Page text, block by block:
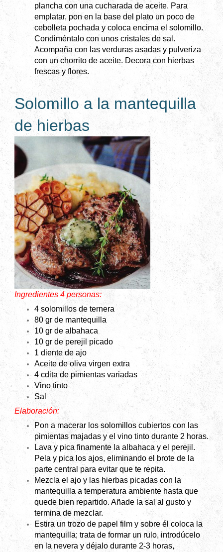
plancha con una cucharada de aceite. Para
emplatar, pon en la base del plato un poco de
cebolleta pochada y coloca encima el solomillo.
Condiméntalo con unos cristales de sal.
Acompaña con las verduras asadas y pulveriza
con un chorrito de aceite. Decora con hierbas
frescas y flores.
Solomillo a la mantequilla
de hierbas
Ingredientes 4 personas:
4 solomillos de ternera
80 gr de mantequilla
10 gr de albahaca
10 gr de perejil picado
1 diente de ajo
Aceite de oliva virgen extra
4 cdita de pimientas variadas
Vino tinto
Sal
Elaboración:
Pon a macerar los solomillos cubiertos con las
pimientas majadas y el vino tinto durante 2 horas.
Lava y pica finamente la albahaca y el perejil.
Pela y pica los ajos, eliminando el brote de la
parte central para evitar que te repita.
Mezcla el ajo y las hierbas picadas con la
mantequilla a temperatura ambiente hasta que
quede bien repartido. Añade la sal al gusto y
termina de mezclar.
Estira un trozo de papel film y sobre él coloca la
mantequilla; trata de formar un rulo, introdúcelo
en la nevera y déjalo durante 2-3 horas,